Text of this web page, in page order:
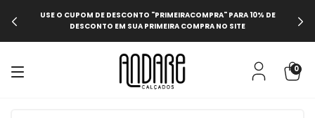
USE O CUPOM DE DESCONTO "PRIMEIRACOMPRA" PARA 10% DE
DESCONTO EM SUA PRIMEIRA COMPRA NO SITE
0